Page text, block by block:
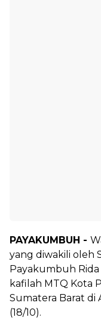
PAYAKUMBUH -
yang diwakili oleh
Payakumbuh
kafilah MTQ Kota
Sumatera Barat di
(18/10).